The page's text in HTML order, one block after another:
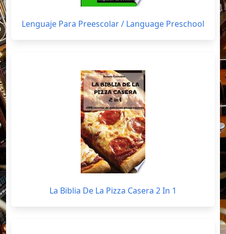
Lenguaje Para Preescolar / Language Preschool
La Biblia De La Pizza Casera 2 In 1